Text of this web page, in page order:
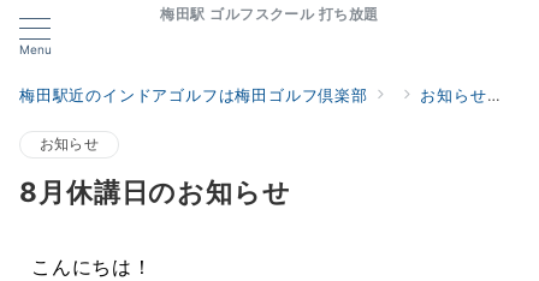
Menu
梅田駅 ゴルフスクール 打ち放題
梅田駅近のインドアゴルフは梅田ゴルフ倶楽部 お知らせ
お知らせ
8月休講日のお知らせ
こんにちは！